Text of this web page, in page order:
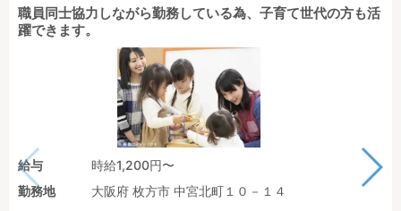
職員同士協力しながら勤務している為、子育て世代の方も活
躍できます。
給与
時給1,200円〜
勤務地
大阪府 枚方市 中宮北町１０－１４